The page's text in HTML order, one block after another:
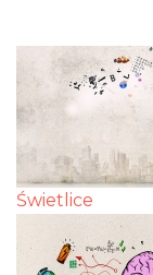
Świetlice